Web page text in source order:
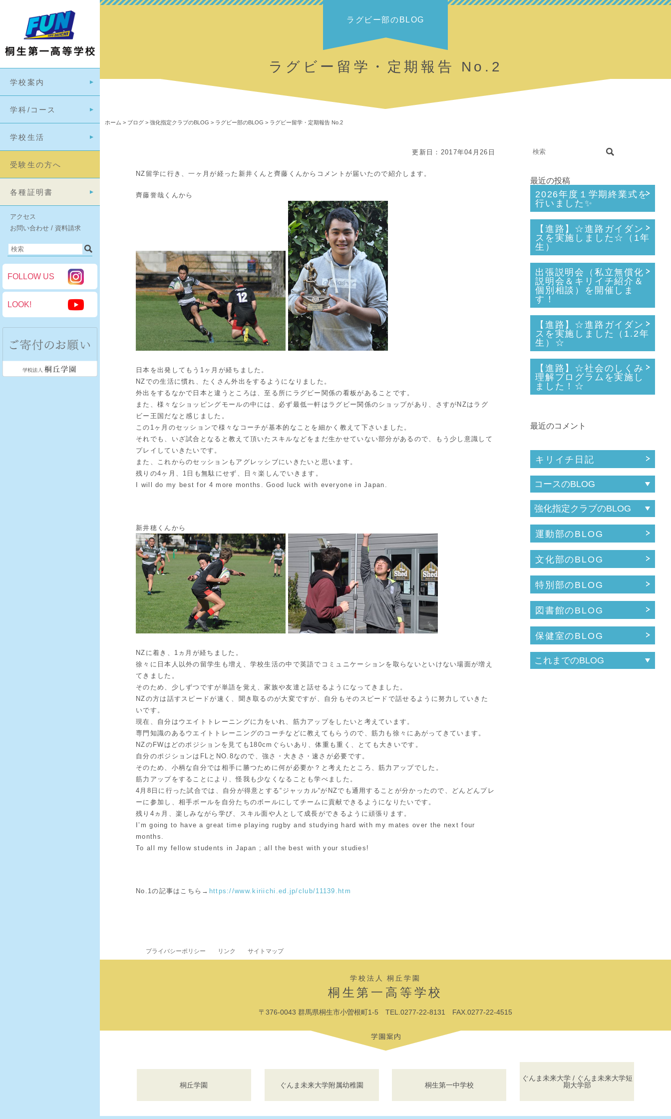
学校案内
学科/コース
学校生活
受験生の方へ
各種証明書
アクセス
お問い合わせ / 資料請求
FOLLOW US
LOOK!
ラグビー部のBLOG
ラグビー留学・定期報告 No.2
ホーム > ブログ > 強化指定クラブのBLOG > ラグビー部のBLOG > ラグビー留学・定期報告 No.2
更新日：2017年04月26日
NZ留学に行き、一ヶ月が経った新井くんと齊藤くんからコメントが届いたので紹介します。
齊藤誉哉くんから
日本を出発してもう1ヶ月が経ちました。
NZでの生活に慣れ、たくさん外出をするようになりました。
外出をするなかで日本と違うところは、至る所にラグビー関係の看板があることです。
また、様々なショッピングモールの中には、必ず最低一軒はラグビー関係のショップがあり、さすがNZはラグ
ビー王国だなと感じました。
この1ヶ月のセッションで様々なコーチが基本的なことを細かく教えて下さいました。
それでも、いざ試合となると教えて頂いたスキルなどをまだ生かせていない部分があるので、もう少し意識して
プレイしていきたいです。
また、これからのセッションもアグレッシブにいきたいと思います。
残りの4ヶ月、1日も無駄にせず、日々楽しんでいきます。
I will do my best for 4 more months. Good luck with everyone in Japan.
新井穂くんから
NZに着き、1ヵ月が経ちました。
徐々に日本人以外の留学生も増え、学校生活の中で英語でコミュニケーションを取らないといけない場面が増え
てきました。
そのため、少しずつですが単語を覚え、家族や友達と話せるようになってきました。
NZの方は話すスピードが速く、聞き取るのが大変ですが、自分もそのスピードで話せるように努力していきた
いです。
現在、自分はウエイトトレーニングに力をいれ、筋力アップをしたいと考えています。
専門知識のあるウエイトトレーニングのコーチなどに教えてもらうので、筋力も徐々にあがってきています。
NZのFWはどのポジションを見ても180cmぐらいあり、体重も重く、とても大きいです。
自分のポジションはFLとNO.8なので、強さ・大きさ・速さが必要です。
そのため、小柄な自分では相手に勝つために何が必要か？と考えたところ、筋力アップでした。
筋力アップをすることにより、怪我も少なくなることも学べました。
4月8日に行った試合では、自分が得意とする“ジャッカル“がNZでも通用することが分かったので、どんどんプレ
ーに参加し、相手ボールを自分たちのボールにしてチームに貢献できるようになりたいです。
残り4ヵ月、楽しみながら学び、スキル面や人として成長ができるように頑張ります。
I’m going to have a great time playing rugby and studying hard with my mates over the next four
months.
To all my fellow students in Japan ; all the best with your studies!
No.1の記事はこちら→ https://www.kiriichi.ed.jp/club/11139.htm
最近の投稿
2026年度１学期終業式を
行いました✨
【進路】☆進路ガイダン
スを実施しました☆（1年
生）
出張説明会（私立無償化
説明会＆キリイチ紹介＆
個別相談）を開催しま
す！
【進路】☆進路ガイダン
スを実施しました（1.2年
生）☆
【進路】☆社会のしくみ
理解プログラムを実施し
ました！☆
最近のコメント
キリイチ日記
運動部のBLOG
文化部のBLOG
特別部のBLOG
図書館のBLOG
保健室のBLOG
プライバシーポリシー リンク サイトマップ
学校法人 桐丘学園
桐生第一高等学校
〒376-0043 群馬県桐生市小曽根町1-5 TEL.0277-22-8131 FAX.0277-22-4515
桐丘学園 ぐんま未来大学附属幼稚園 桐生第一中学校
ぐんま未来大学 / ぐんま未来大学短
期大学部